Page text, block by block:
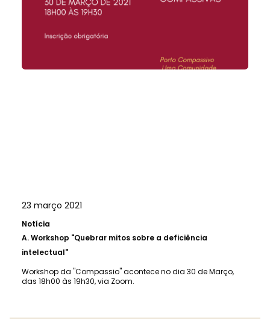
23 março 2021
Notícia
A.Workshop "Quebrar mitos sobre a deficiência
intelectual"
Workshop da "Compassio" acontece no dia 30 de Março,
das 18h00 às 19h30, via Zoom.